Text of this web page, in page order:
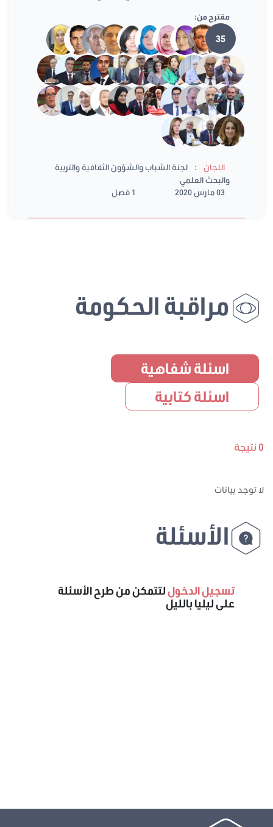
مقترح من:
35
اللجان :
لجنة الشباب والشؤون الثقافية والتربية
والبحث العلمي
03 مارس 2020
1 فصل
مراقبة الحكومة
اسئلة شفاهية
اسئلة كتابية
0 نتيجة
لا توجد بيانات
الأسئلة
تسجيل الدخوللتتمكن من طرح الأسئلة
على ليليا بالليل